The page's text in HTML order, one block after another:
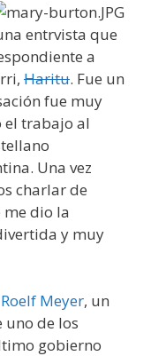
entrvista que
a
Haritu. Fue un
fue muy
el trabajo al
Una vez
charlar de
dio la
y muy
Roelf Meyer, un
de los
gobierno